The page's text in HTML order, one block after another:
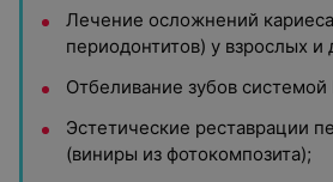
Лечение осложнений
периодонтитов) у взрослых и
Отбеливание зубов системой
Эстетические реставрации
(виниры из фотокомпозита);